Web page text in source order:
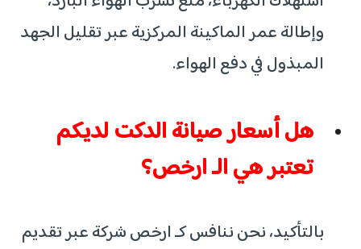
وإطالة عمر الماكينة المركزية عبر تقليل الجهد
المبذول في دفع الهواء.
هل أسعار صيانة الدكت لديكم
تعتبر هي الـ ارخص؟
بالتأكيد، نحن ننافس كـ ارخص شركة عبر تقديم